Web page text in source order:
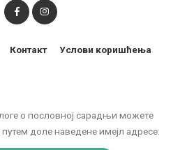
о пословној сарадњи можете
доле наведене имејл адресе:
Контакт Услови коришћења